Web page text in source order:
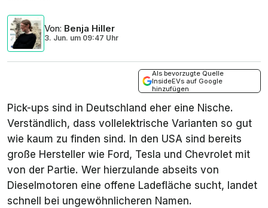
Von: Benja Hiller
3. Jun. um 09:47 Uhr
Als bevorzugte Quelle
InsideEVs auf Google
hinzufügen
Pick-ups sind in Deutschland eher eine Nische.
Verständlich, dass vollelektrische Varianten so gut
wie kaum zu finden sind. In den USA sind bereits
große Hersteller wie Ford, Tesla und Chevrolet mit
von der Partie. Wer hierzulande abseits von
Dieselmotoren eine offene Ladefläche sucht, landet
schnell bei ungewöhnlicheren Namen.